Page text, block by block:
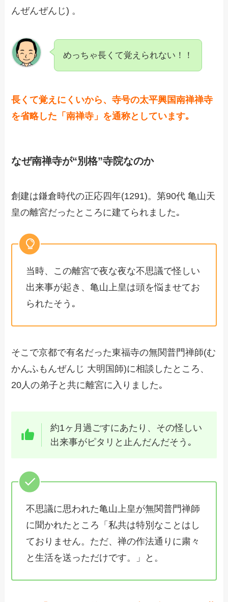
んぜんぜんじ) 。
めっちゃ長くて覚えられない！！
長くて覚えにくいから、寺号の太平興国南禅禅寺
を省略した「南禅寺」を通称としています｡
なぜ南禅寺が“別格”寺院なのか
創建は鎌倉時代の正応四年(1291)。第90代 亀山天
皇の離宮だったところに建てられました｡
当時、この離宮で夜な夜な不思議で怪しい
出来事が起き、亀山上皇は頭を悩ませてお
られたそう｡
そこで京都で有名だった東福寺の無関普門禅師(む
かんふもんぜんじ 大明国師)に相談したところ、
20人の弟子と共に離宮に入りました｡
約1ヶ月過ごすにあたり、その怪しい
出来事がピタリと止んだんだそう｡
不思議に思われた亀山上皇が無関普門禅師
に聞かれたところ「私共は特別なことはし
ておりません。ただ、禅の作法通りに粛々
と生活を送っただけです。」と。